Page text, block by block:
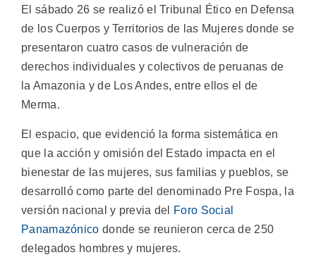
El sábado 26 se realizó el Tribunal Ético en Defensa
de los Cuerpos y Territorios de las Mujeres donde se
presentaron cuatro casos de vulneración de
derechos individuales y colectivos de peruanas de
la Amazonia y de Los Andes, entre ellos el de
Merma.
El espacio, que evidenció la forma sistemática en
que la acción y omisión del Estado impacta en el
bienestar de las mujeres, sus familias y pueblos, se
desarrolló como parte del denominado Pre Fospa, la
versión nacional y previa del
Foro Social
Panamazónico donde se reunieron cerca de 250
delegados hombres y mujeres.